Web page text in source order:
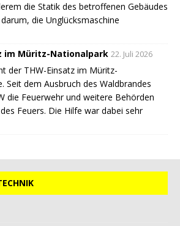
die Statik des betroffenen Gebäudes
die Unglücksmaschine
im Müritz-Nationalpark 22. Juli 2026
der THW-Einsatz im Müritz-
Seit dem Ausbruch des Waldbrandes
die Feuerwehr und weitere Behörden
Feuers. Die Hilfe war dabei sehr